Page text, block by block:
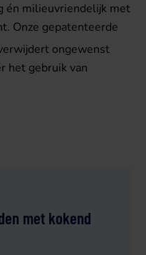
én milieuvriendelijk met
Onze gepatenteerde
ongewenst
het gebruik van
met kokend